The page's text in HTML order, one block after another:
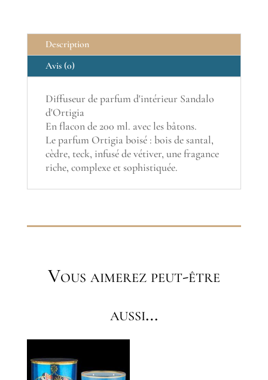
Description
Avis (0)
Diffuseur de parfum d'intérieur Sandalo
d'Ortigia
En flacon de 200 ml. avec les bâtons.
Le parfum Ortigia boisé : bois de santal,
cèdre, teck, infusé de vétiver, une fragance
riche, complexe et sophistiquée.
Vous aimerez peut-être
aussi…